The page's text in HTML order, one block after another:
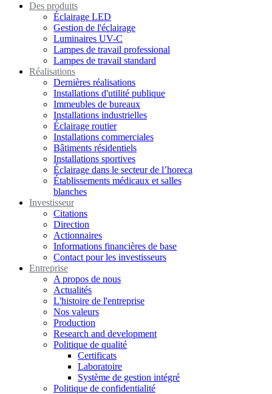
Des produits
Éclairage LED
Gestion de l'éclairage
Luminaires UV-C
Lampes de travail professional
Lampes de travail standard
Réalisations
Dernières réalisations
Installations d'utilité publique
Immeubles de bureaux
Installations industrielles
Éclairage routier
Installations commerciales
Bâtiments résidentiels
Installations sportives
Éclairage dans le secteur de l’horeca
Établissements médicaux et salles
blanches
Investisseur
Citations
Direction
Actionnaires
Informations financières de base
Contact pour les investisseurs
Entreprise
A propos de nous
Actualités
L'histoire de l'entreprise
Nos valeurs
Production
Research and development
Politique de qualité
Certificats
Laboratoire
Système de gestion intégré
Politique de confidentialité